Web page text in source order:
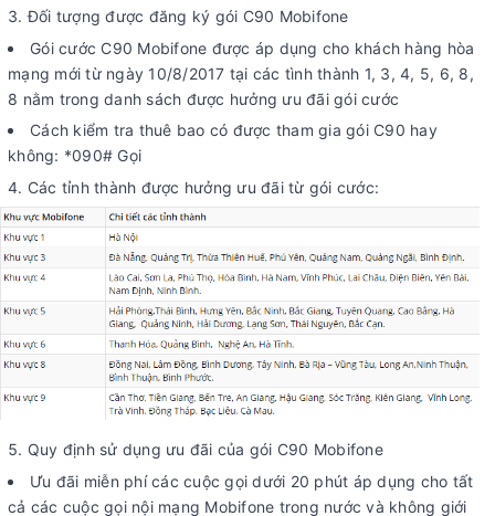
Đối tượng được đăng ký gói C90 Mobifone
Gói cước C90 Mobifone được áp dụng cho khách hàng hòa
mạng mới từ ngày 10/8/2017 tại các tình thành 1, 3, 4, 5, 6, 8,
8 nằm trong danh sách được hưởng ưu đãi gói cước
Cách kiểm tra thuê bao có được tham gia gói C90 hay
không: *090# Gọi
Các tỉnh thành được hưởng ưu đãi từ gói cước:
Quy định sử dụng ưu đãi của gói C90 Mobifone
Ưu đãi miễn phí các cuộc gọi dưới 20 phút áp dụng cho tất
cả các cuộc gọi nội mạng Mobifone trong nước và không giới